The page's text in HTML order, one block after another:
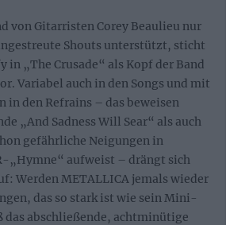
von Gitarristen Corey Beaulieu nur
Shouts unterstützt, sticht
„The Crusade“ als Kopf der Band
Variabel auch in den Songs und mit
in den Refrains – das beweisen
„And Sadness Will Sear“ als auch
gefährliche Neigungen in
„Hymne“ aufweist – drängt sich
Werden METALLICA jemals wieder
das so stark ist wie sein Mini-
das abschließende, achtminütige